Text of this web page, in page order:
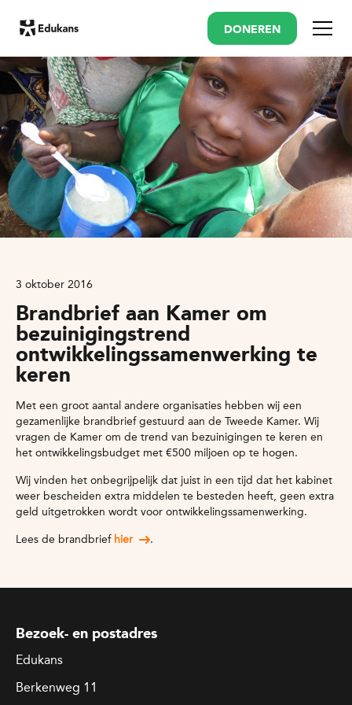
DONEREN Menu
3 oktober 2016
Brandbrief aan Kamer om
bezuinigingstrend
ontwikkelingssamenwerking te
keren
Met een groot aantal andere organisaties hebben wij een
gezamenlijke brandbrief gestuurd aan de Tweede Kamer. Wij
vragen de Kamer om de trend van bezuinigingen te keren en
het ontwikkelingsbudget met €500 miljoen op te hogen.
Wij vinden het onbegrijpelijk dat juist in een tijd dat het kabinet
weer bescheiden extra middelen te besteden heeft, geen extra
geld uitgetrokken wordt voor ontwikkelingssamenwerking.
Lees de brandbrief hier .
Bezoek- en postadres
Edukans
Berkenweg 11